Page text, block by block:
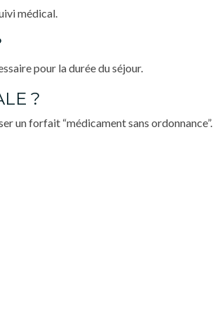
médical.
pour la durée du séjour.
?
un forfait “médicament sans ordonnance”.